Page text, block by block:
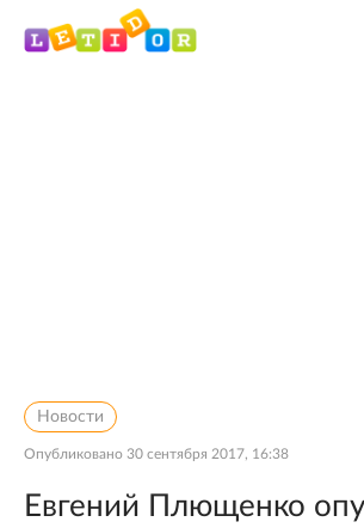
Новости
Опубликовано 30 сентября 2017, 16:38
Евгений Плющенко